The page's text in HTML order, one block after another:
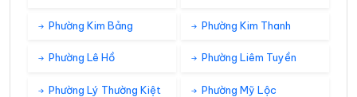
Phường Kim Bảng Phường Kim Thanh
Phường Lê Hồ Phường Liêm Tuyền
Phường Lý Thường Kiệt Phường Mỹ Lộc